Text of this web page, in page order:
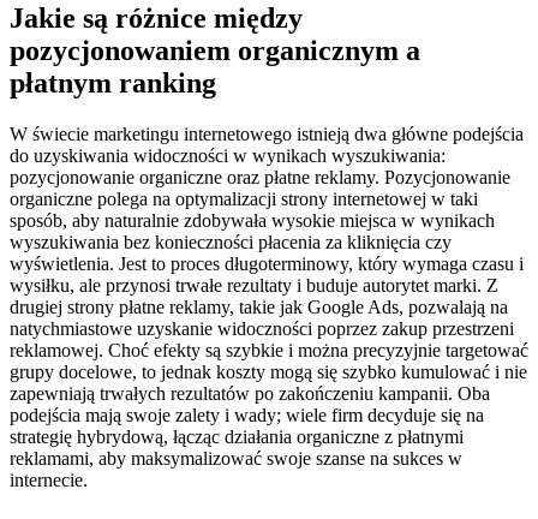
Jakie są różnice między
pozycjonowaniem organicznym a
płatnym ranking
W świecie marketingu internetowego istnieją dwa główne podejścia
do uzyskiwania widoczności w wynikach wyszukiwania:
pozycjonowanie organiczne oraz płatne reklamy. Pozycjonowanie
organiczne polega na optymalizacji strony internetowej w taki
sposób, aby naturalnie zdobywała wysokie miejsca w wynikach
wyszukiwania bez konieczności płacenia za kliknięcia czy
wyświetlenia. Jest to proces długoterminowy, który wymaga czasu i
wysiłku, ale przynosi trwałe rezultaty i buduje autorytet marki. Z
drugiej strony płatne reklamy, takie jak Google Ads, pozwalają na
natychmiastowe uzyskanie widoczności poprzez zakup przestrzeni
reklamowej. Choć efekty są szybkie i można precyzyjnie targetować
grupy docelowe, to jednak koszty mogą się szybko kumulować i nie
zapewniają trwałych rezultatów po zakończeniu kampanii. Oba
podejścia mają swoje zalety i wady; wiele firm decyduje się na
strategię hybrydową, łącząc działania organiczne z płatnymi
reklamami, aby maksymalizować swoje szanse na sukces w
internecie.